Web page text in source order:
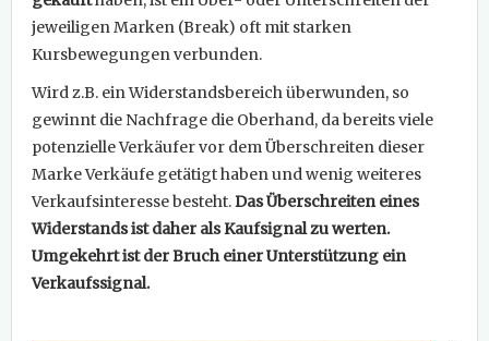
jeweiligen Marken (Break) oft mit starken
Kursbewegungen verbunden.
Wird z.B. ein Widerstandsbereich überwunden, so
gewinnt die Nachfrage die Oberhand, da bereits viele
potenzielle Verkäufer vor dem Überschreiten dieser
Marke Verkäufe getätigt haben und wenig weiteres
Verkaufsinteresse besteht.Das Überschreiten eines
Widerstands ist daher als Kaufsignal zu werten.
Umgekehrt ist der Bruch einer Unterstützung ein
Verkaufssignal.